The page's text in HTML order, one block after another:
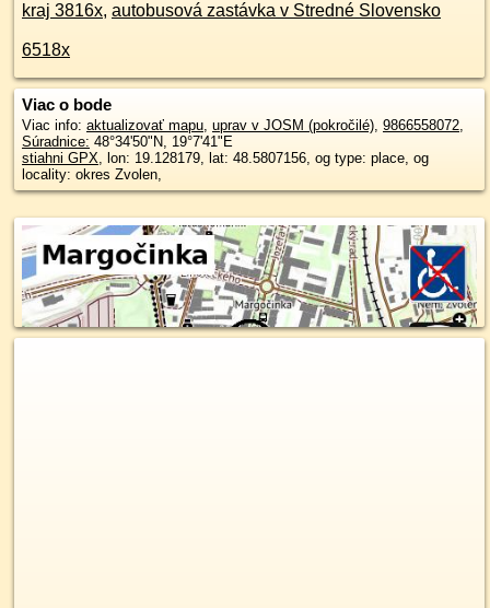
kraj 3816x, autobusová zastávka v Stredné Slovensko
6518x
Viac o bode
Viac info: aktualizovať mapu, uprav v JOSM (pokročilé), 9866558072,
Súradnice: 48°34'50"N, 19°7'41"E
stiahni GPX, lon: 19.128179, lat: 48.5807156, og type: place, og
locality: okres Zvolen,